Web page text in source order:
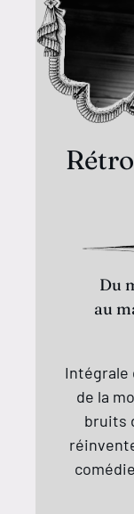
au
Intégrale
de la
bruits